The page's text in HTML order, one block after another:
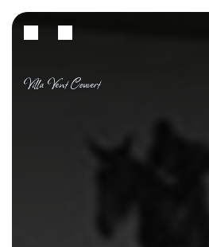
Villa Vent Couvert